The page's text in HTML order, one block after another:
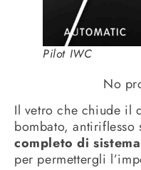
Pilot IWC
No
Il vetro che chiude il
bombato,
completo di
per permettergli